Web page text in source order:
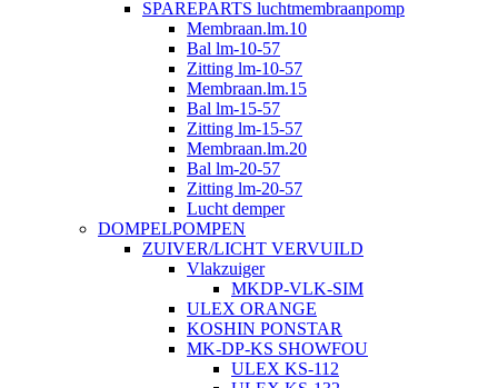
SPAREPARTS luchtmembraanpomp
Membraan.lm.10
Bal lm-10-57
Zitting lm-10-57
Membraan.lm.15
Bal lm-15-57
Zitting lm-15-57
Membraan.lm.20
Bal lm-20-57
Zitting lm-20-57
Lucht demper
DOMPELPOMPEN
ZUIVER/LICHT VERVUILD
Vlakzuiger
MKDP-VLK-SIM
ULEX ORANGE
KOSHIN PONSTAR
MK-DP-KS SHOWFOU
ULEX KS-112